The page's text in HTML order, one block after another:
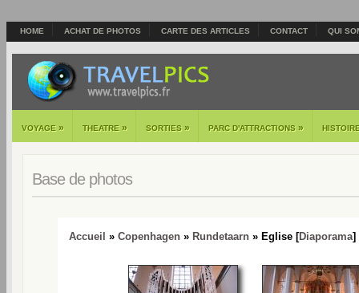
HOME ACHAT DE PHOTOS CARTE DES ARTICLES CONTACT QUI
VOYAGE » THEATRE » SORTIES » PARC D'ATTRACTIONS »
Base de photos
Accueil » Copenhagen » Rundetaarn » Eglise [Diaporama]